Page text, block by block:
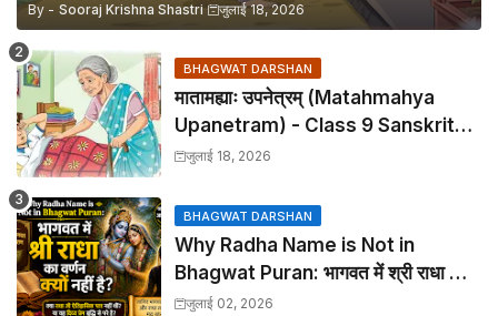
By - Sooraj Krishna Shastri जुलाई 18, 2026
BHAGWAT DARSHAN
मातामह्याः उपनेत्रम् (Matahmahya
Upanetram) - Class 9 Sanskrit
Chapter 2 Translation &
जुलाई 18, 2026
BHAGWAT DARSHAN
Why Radha Name is Not in
Bhagwat Puran: भागवत में श्री राधा का
वर्णन क्यों नहीं है?
जुलाई 02, 2026